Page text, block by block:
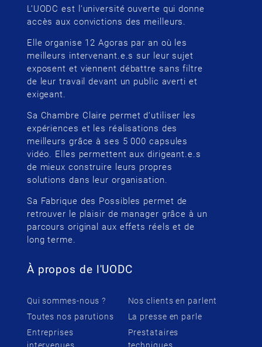
L’UODC est l’université ouverte qui donne
accès aux convictions des meilleurs.
Elle organise 12 Agoras par an où les
meilleurs intervenant.e.s sur leur sujet
exposent et viennent débattre sans filtre
de leur travail devant un public averti et
exigeant.
Sa Chambre Claire permet d’utiliser les
expériences et les réalisations des
meilleurs grâce à ses 5 000 capsules
vidéo. Elles permettent aux dirigeant.e.s
de mieux construire leurs propres
solutions dans leur organisation.
Sa Fabrique des Possibles permet de
retrouver le plaisir de manager grâce à un
parcours original aux effets réels et de
long terme.
À propos de l'UODC
Qui sommes-nous ?
Toutes nos parutions
Entreprises
Nos clients en parlent
La presse en parle
Prestataires